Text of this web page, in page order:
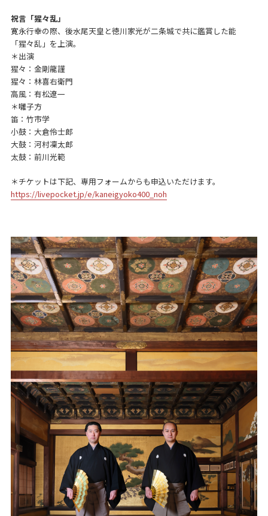
祝言「猩々乱」
寛永行幸の際、後水尾天皇と徳川家光が二条城で共に鑑賞した能
「猩々乱」を上演。
＊出演
猩々：金剛龍謹
猩々：林喜右衛門
高風：有松遼一
＊囃子方
笛：竹市学
小鼓：大倉伶士郎
大鼓：河村凜太郎
太鼓：前川光範
＊チケットは下記、専用フォームからも申込いただけます。
https://livepocket.jp/e/kaneigyoko400_noh